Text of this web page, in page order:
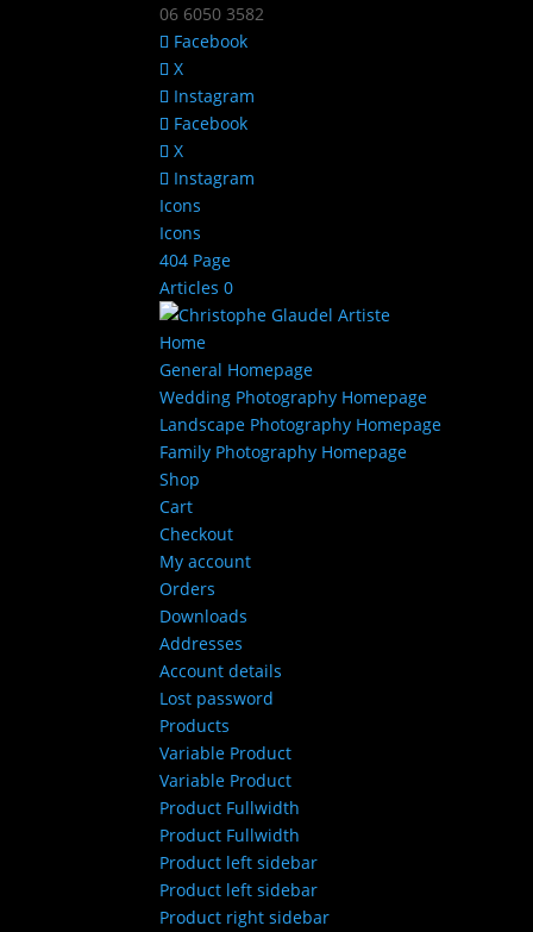
06 6050 3582
Facebook
X
Instagram
Facebook
X
Instagram
Icons
Icons
404 Page
Articles 0
Home
General Homepage
Wedding Photography Homepage
Landscape Photography Homepage
Family Photography Homepage
Shop
Cart
Checkout
My account
Orders
Downloads
Addresses
Account details
Lost password
Products
Variable Product
Variable Product
Product Fullwidth
Product Fullwidth
Product left sidebar
Product left sidebar
Product right sidebar